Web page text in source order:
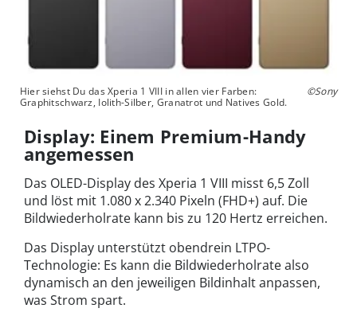
Hier siehst Du das Xperia 1 VIII in allen vier Farben:
Graphitschwarz, Iolith-Silber, Granatrot und Natives Gold.
©Sony
Display: Einem Premium-Handy
angemessen
Das OLED-Display des Xperia 1 VIII misst 6,5 Zoll
und löst mit 1.080 x 2.340 Pixeln (FHD+) auf. Die
Bildwiederholrate kann bis zu 120 Hertz erreichen.
Das Display unterstützt obendrein LTPO-
Technologie: Es kann die Bildwiederholrate also
dynamisch an den jeweiligen Bildinhalt anpassen,
was Strom spart.